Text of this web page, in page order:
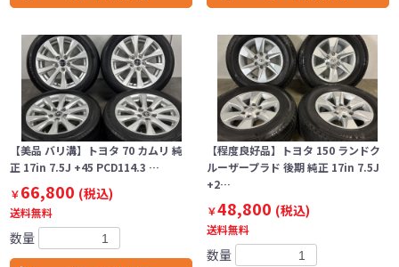
【美品 バリ溝】トヨタ 70 カムリ 純
正 17in 7.5J +45 PCD114.3 …
￥66,800 (税込)
送料無料
数量
【程度良好品】トヨタ 150 ランドク
ルーザープラド 後期 純正 17in 7.5J
+2…
￥48,800 (税込)
送料無料
数量